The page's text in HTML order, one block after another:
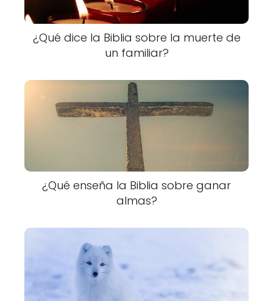
¿Qué dice la Biblia sobre la muerte de
un familiar?
¿Qué enseña la Biblia sobre ganar
almas?